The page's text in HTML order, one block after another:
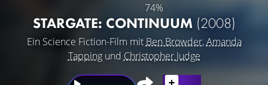
74%
STARGATE: CONTINUUM (2008)
Ein Science Fiction-Film mit Ben Browder,Amanda
Tappingund Christopher Judge